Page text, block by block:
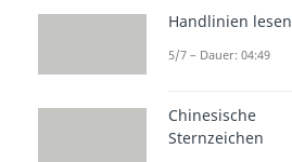
Handlinien lesen
5/7 – Dauer: 04:49
Chinesische
Sternzeichen